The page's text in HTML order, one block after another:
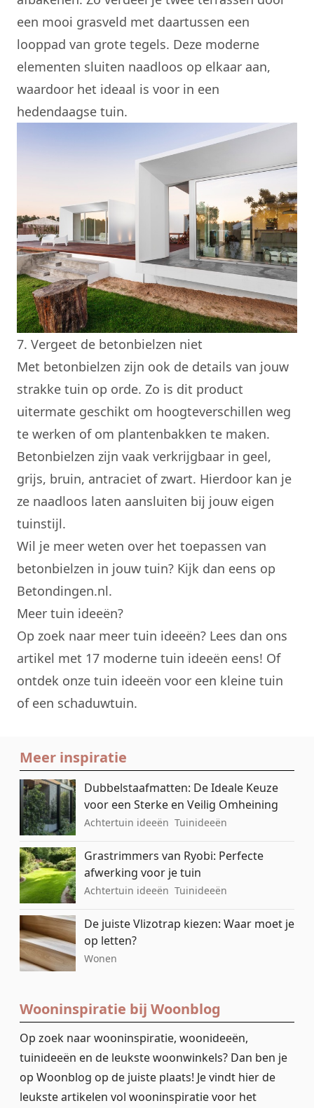
een mooi grasveld met daartussen een
looppad van grote tegels. Deze moderne
elementen sluiten naadloos op elkaar aan,
waardoor het ideaal is voor in een
hedendaagse tuin.
7. Vergeet de betonbielzen niet
Met betonbielzen zijn ook de details van jouw
strakke tuin op orde. Zo is dit product
uitermate geschikt om hoogteverschillen weg
te werken of om plantenbakken te maken.
Betonbielzen zijn vaak verkrijgbaar in geel,
grijs, bruin, antraciet of zwart. Hierdoor kan je
ze naadloos laten aansluiten bij jouw eigen
tuinstijl.
Wil je meer weten over het toepassen van
betonbielzen in jouw tuin? Kijk dan eens op
Betondingen.nl.
Meer tuin ideeën?
Op zoek naar meer tuin ideeën? Lees dan ons
artikel met 17 moderne tuin ideeën eens! Of
ontdek onze tuin ideeën voor een kleine tuin
of een schaduwtuin.
Meer inspiratie
Dubbelstaafmatten: De Ideale Keuze
voor een Sterke en Veilig Omheining
Achtertuin ideeën Tuinideeën
Grastrimmers van Ryobi: Perfecte
afwerking voor je tuin
Achtertuin ideeën Tuinideeën
De juiste Vlizotrap kiezen: Waar moet je
op letten?
Wonen
Wooninspiratie bij Woonblog
Op zoek naar wooninspiratie, woonideeën,
tuinideeën en de leukste woonwinkels? Dan ben je
op Woonblog op de juiste plaats! Je vindt hier de
leukste artikelen vol wooninspiratie voor het